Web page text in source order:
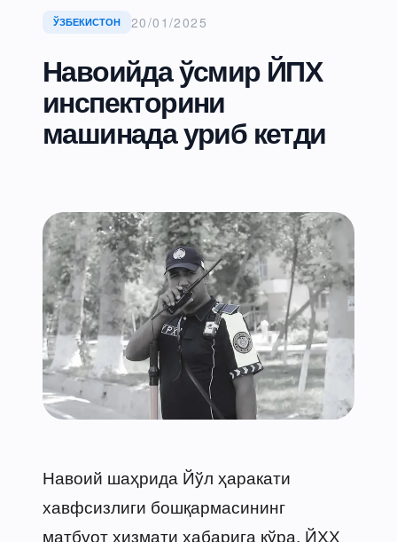
ЎЗБЕКИСТОН 20/01/2025
Навоийда ўсмир ЙПХ
инспекторини
машинада уриб кетди
Навоий шаҳрида Йўл ҳаракати
хавфсизлиги бошқармасининг
матбуот хизмати хабарига кўра, ЙҲХ